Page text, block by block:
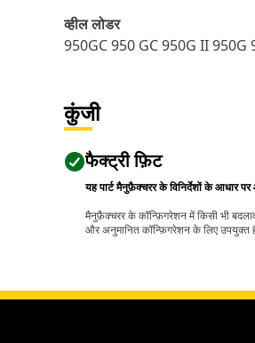
व्हील लोडर
950GC 950 GC 950G II 950G
कुंजी
फैक्ट्री फ़िट
यह पार्ट मैनुफ़ैक्चरर के विनिर्देशों के आधार
मैनुफ़ैक्चरर के कॉन्फ़िगरेशन में किसी भी
और अनुमानित कॉन्फ़िगरेशन के लिए उपयुक्त है